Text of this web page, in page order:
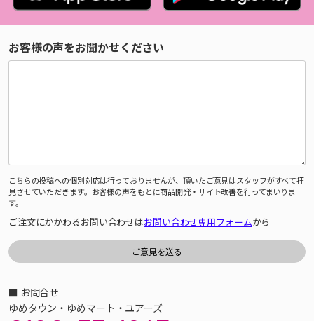
お客様の声をお聞かせください
こちらの投稿への個別対応は行っておりませんが、頂いたご意見はスタッフがすべて拝
見させていただきます。お客様の声をもとに商品開発・サイト改善を行ってまいりま
す。
ご注文にかかわるお問い合わせはお問い合わせ専用フォームから
■ お問合せ
ゆめタウン・ゆめマート・ユアーズ